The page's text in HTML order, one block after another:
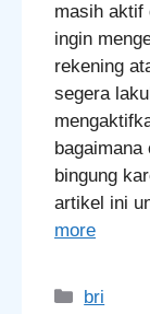
masih aktif
ingin
rekening
segera
bingung
artikel ini
more
bri